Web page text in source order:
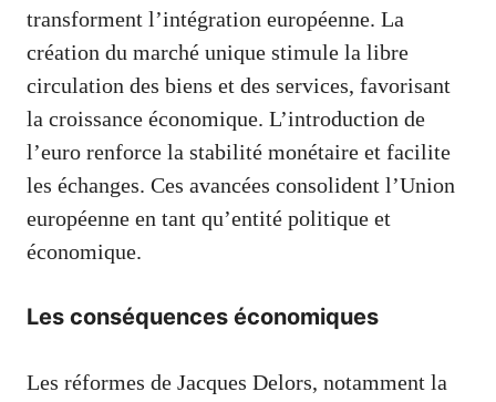
transforment l’intégration européenne. La
création du marché unique stimule la libre
circulation des biens et des services, favorisant
la croissance économique. L’introduction de
l’euro renforce la stabilité monétaire et facilite
les échanges. Ces avancées consolident l’Union
européenne en tant qu’entité politique et
économique.
Les conséquences économiques
Les réformes de Jacques Delors, notamment la